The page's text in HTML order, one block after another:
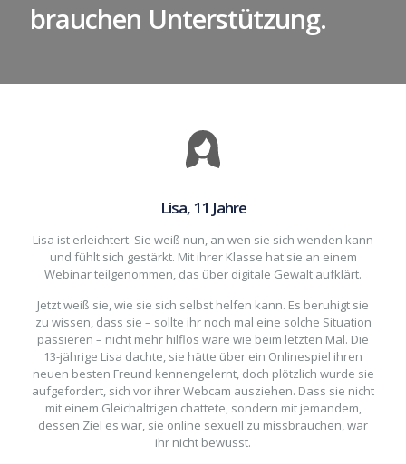
brauchen Unterstützung.
Lisa, 11 Jahre
Lisa ist erleichtert. Sie weiß nun, an wen sie sich wenden kann
und fühlt sich gestärkt. Mit ihrer Klasse hat sie an einem
Webinar teilgenommen, das über digitale Gewalt aufklärt.
Jetzt weiß sie, wie sie sich selbst helfen kann. Es beruhigt sie
zu wissen, dass sie – sollte ihr noch mal eine solche Situation
passieren – nicht mehr hilflos wäre wie beim letzten Mal. Die
13-jährige Lisa dachte, sie hätte über ein Onlinespiel ihren
neuen besten Freund kennengelernt, doch plötzlich wurde sie
aufgefordert, sich vor ihrer Webcam ausziehen. Dass sie nicht
mit einem Gleichaltrigen chattete, sondern mit jemandem,
dessen Ziel es war, sie online sexuell zu missbrauchen, war
ihr nicht bewusst.